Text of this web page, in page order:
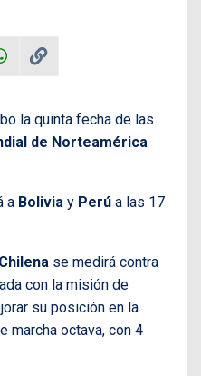
la quinta fecha de las
de Norteamérica
a Bolivia y Perú a las 17
se medirá contra
con la misión de
su posición en la
marcha octava, con 4